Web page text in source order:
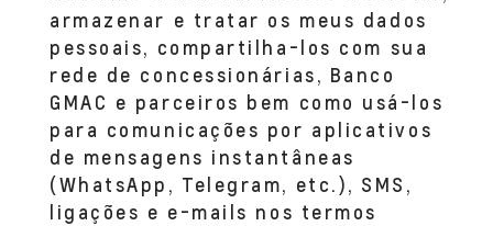
armazenar e tratar os meus dados
pessoais, compartilha-los com sua
rede de concessionárias, Banco
GMAC e parceiros bem como usá-los
para comunicações por aplicativos
de mensagens instantâneas
(WhatsApp, Telegram, etc.), SMS,
ligações e e-mails nos termos